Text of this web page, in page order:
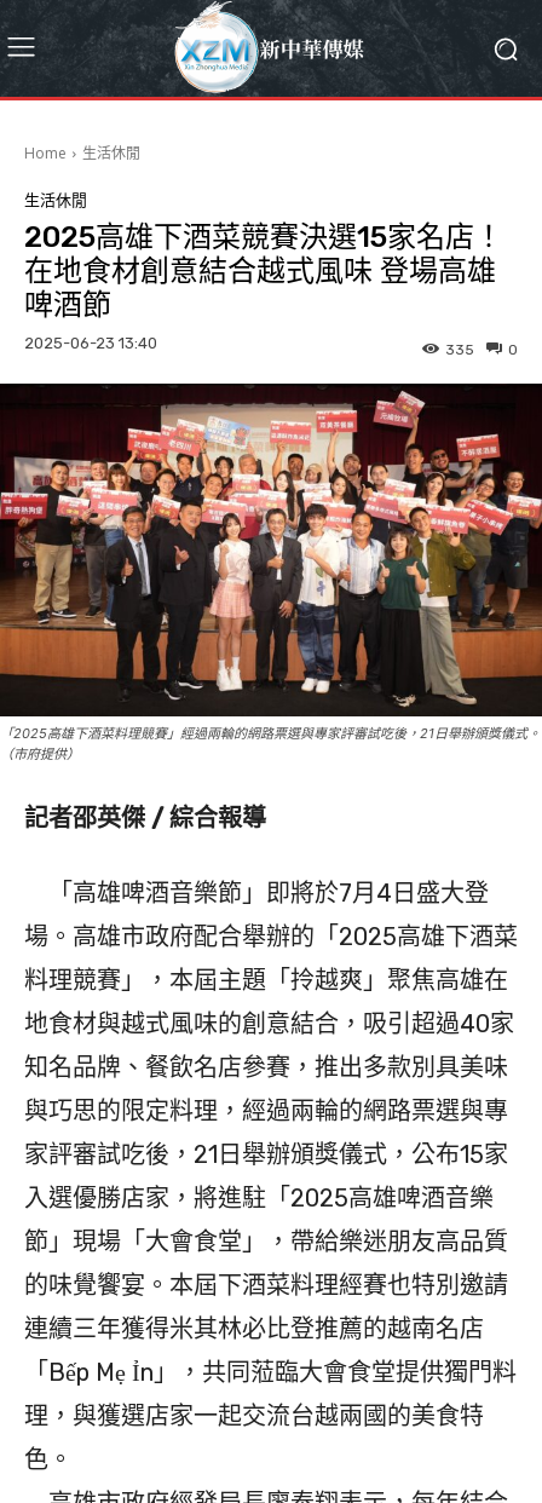
Home 生活休閒
生活休閒
2025高雄下酒菜競賽決選15家名店！
在地食材創意結合越式風味 登場高雄
啤酒節
2025-06-23 13:40 0
335
「2025高雄下酒菜料理競賽」經過兩輪的網路票選與專家評審試吃後，21日舉辦頒獎儀式。
（市府提供）
記者邵英傑 / 綜合報導
「高雄啤酒音樂節」即將於7月4日盛大登
場。高雄市政府配合舉辦的「2025高雄下酒菜
料理競賽」，本屆主題「拎越爽」聚焦高雄在
地食材與越式風味的創意結合，吸引超過40家
知名品牌、餐飲名店參賽，推出多款別具美味
與巧思的限定料理，經過兩輪的網路票選與專
家評審試吃後，21日舉辦頒獎儀式，公布15家
入選優勝店家，將進駐「2025高雄啤酒音樂
節」現場「大會食堂」，帶給樂迷朋友高品質
的味覺饗宴。本屆下酒菜料理經賽也特別邀請
連續三年獲得米其林必比登推薦的越南名店
「Bếp Mẹ Ỉn」，共同蒞臨大會食堂提供獨門料
理，與獲選店家一起交流台越兩國的美食特
色。